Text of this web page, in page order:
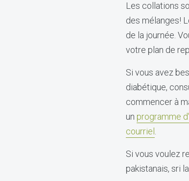
Les collations
des mélanges!
de la journée.
votre plan de
Si vous avez
diabétique,
commencer à
un programme
courriel
Si vous voulez
pakistanais, sri